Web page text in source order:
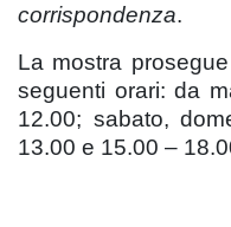
corrispondenza.
La mostra
seguenti orari: da
12.00; sabato,
13.00 e 15.00 –